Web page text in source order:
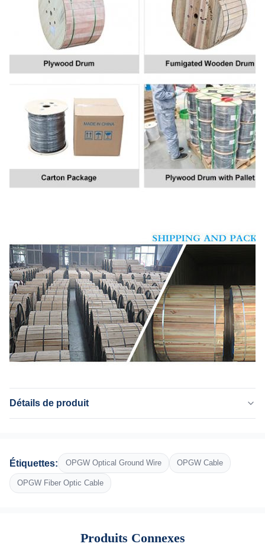
Détails de produit
Replacemnet de fil de masse aérien
Fiber:
Étiquettes: OPGW Optical Ground Wire OPGW Cable
OPGW Fiber Optic Cable
Produits Connexes